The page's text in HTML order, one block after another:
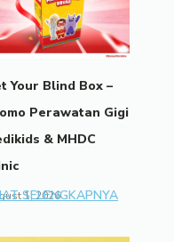
Your Blind Box –
Perawatan Gigi
& MHDC
1, 2026
SELENGKAPNYA